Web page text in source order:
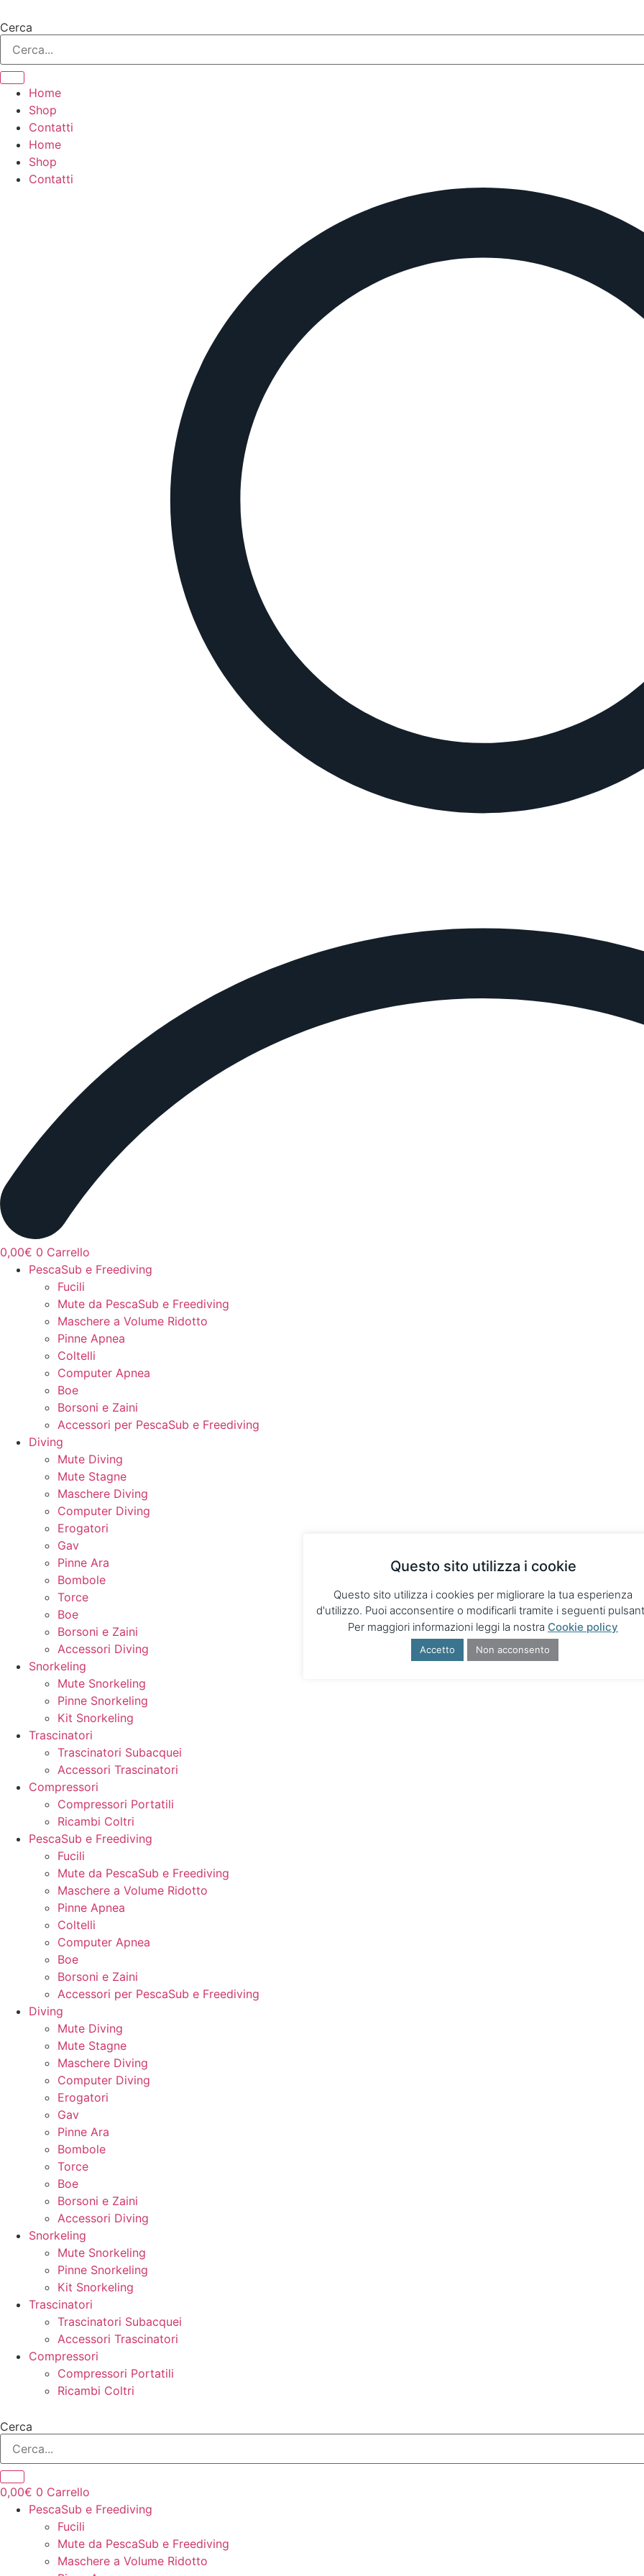
al
contenuto
Cerca
Home
Shop
Contatti
Home
Shop
Contatti
0,00€ 0 Carrello
PescaSub e Freediving
Fucili
Mute da PescaSub e Freediving
Maschere a Volume Ridotto
Pinne Apnea
Coltelli
Computer Apnea
Boe
Borsoni e Zaini
Accessori per PescaSub e Freediving
Diving
Mute Diving
Mute Stagne
Maschere Diving
Computer Diving
Erogatori
Gav
Pinne Ara
Bombole
Torce
Boe
Borsoni e Zaini
Accessori Diving
Snorkeling
Mute Snorkeling
Pinne Snorkeling
Kit Snorkeling
Trascinatori
Trascinatori Subacquei
Accessori Trascinatori
Compressori
Compressori Portatili
Ricambi Coltri
PescaSub e Freediving
Fucili
Mute da PescaSub e Freediving
Maschere a Volume Ridotto
Pinne Apnea
Coltelli
Computer Apnea
Boe
Borsoni e Zaini
Accessori per PescaSub e Freediving
Diving
Mute Diving
Mute Stagne
Maschere Diving
Computer Diving
Erogatori
Gav
Pinne Ara
Bombole
Torce
Boe
Borsoni e Zaini
Accessori Diving
Snorkeling
Mute Snorkeling
Pinne Snorkeling
Kit Snorkeling
Trascinatori
Trascinatori Subacquei
Accessori Trascinatori
Compressori
Compressori Portatili
Ricambi Coltri
Cerca
0,00€ 0 Carrello
PescaSub e Freediving
Fucili
Mute da PescaSub e Freediving
Maschere a Volume Ridotto
Questo sito utilizza i cookie
Questo sito utilizza i cookies per migliorare la tua esperienza
d'utilizzo. Puoi acconsentire o modificarli tramite i seguenti
Per maggiori informazioni leggi la nostra Cookie policy
Accetto Non acconsento